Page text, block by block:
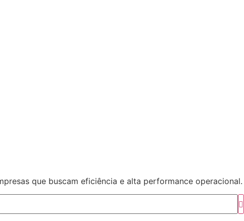
que buscam eficiência e alta performance operacional.